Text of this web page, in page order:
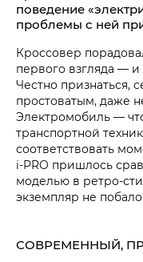
поведение
проблемы с ней
Кроссовер
первого взгляда —
Честно признаться,
простоватым, даже
Электромобиль —
транспортной
соответствовать
i‑PRO пришлось
моделью в ретро-
экземпляр не
СОВРЕМЕННЫЙ,